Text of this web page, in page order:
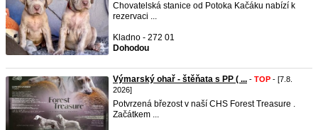
Chovatelská stanice od Potoka Kačáku nabízí k
rezervaci ...
Kladno - 272 01
Dohodou
Výmarský ohař - štěňata s PP ( ... - TOP - [7.8.
2026]
Potvrzená březost v naší CHS Forest Treasure .
Začátkem ...